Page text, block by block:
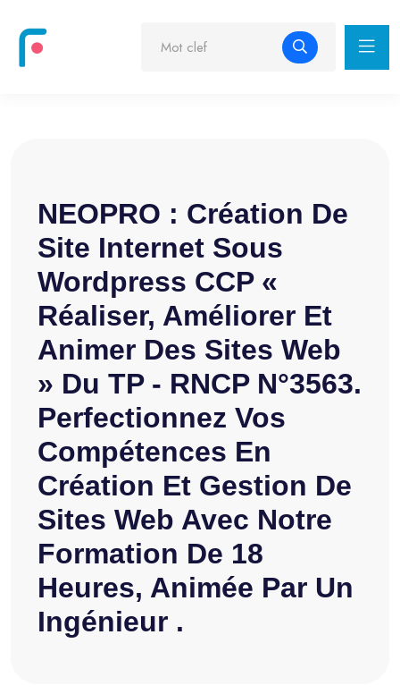
NEOPRO : Création De
Site Internet Sous
Wordpress CCP «
Réaliser, Améliorer Et
Animer Des Sites Web
» Du TP - RNCP N°3563.
Perfectionnez Vos
Compétences En
Création Et Gestion De
Sites Web Avec Notre
Formation De 18
Heures, Animée Par Un
Ingénieur .